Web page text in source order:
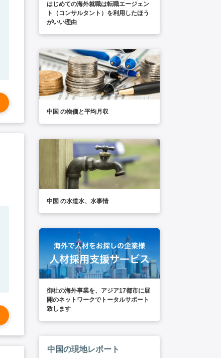
はじめての海外就職は転職エージェン
ト（コンサルタント）を利用したほう
がいい理由
中国 の物価と平均月収
中国 の水道水、水事情
御社の海外事業を、アジア17都市に展
開のネットワークでトータルサポート
致します
中国の現地レポート